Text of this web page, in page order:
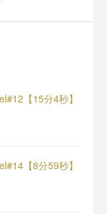
【15分4秒】
【8分59秒】